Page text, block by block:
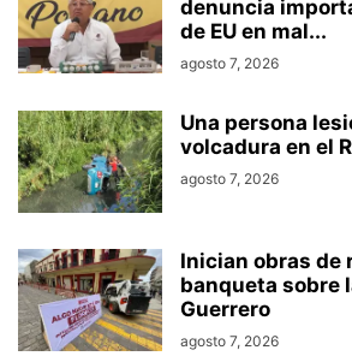
denuncia
de EU en mal...
agosto 7, 2026
Una persona
volcadura en el
agosto 7, 2026
Inician obras de
banqueta sobre
Guerrero
agosto 7, 2026